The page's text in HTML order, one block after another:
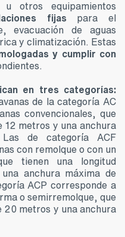
otros equipamientos
fijas para el
evacuación de aguas
y climatización. Estas
y cumplir con
en tres categorías:
de la categoría AC
convencionales, que
12 metros y una anchura
de categoría ACF
con remolque o con un
tienen una longitud
anchura máxima de
ACP corresponde a
o semirremolque, que
20 metros y una anchura